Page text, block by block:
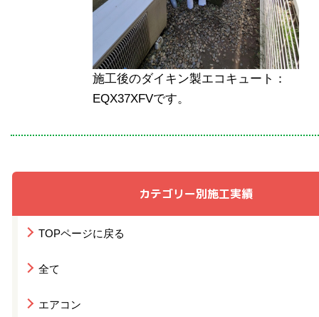
カテゴリー別施工実績
TOPページに戻る
全て
エアコン
施工後のダイキン製エコキュート：
EQX37XFVです。